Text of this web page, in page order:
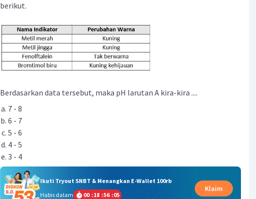
berikut.
Berdasarkan data tersebut, maka pH larutan A kira-kira ....
7 - 8
6 - 7
5 - 6
4 - 5
3 - 4
Ikuti Tryout SNBT & Menangkan E-Wallet 100rb
Habis dalam
00 :18 :56 :04
Klaim